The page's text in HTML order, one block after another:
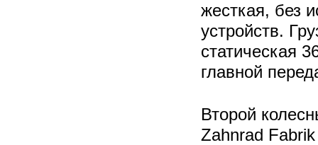
жесткая, без
устройств.
статическая
главной
Второй
Zahnrad